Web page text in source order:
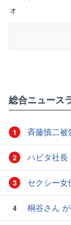
ォ
総合ニュース
1 斉藤慎二
2 ハビタ社長
3 セクシー女
4 桐谷さん